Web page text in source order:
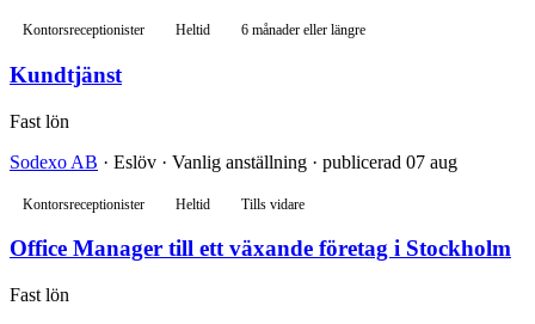
Kontorsreceptionister Heltid 6 månader eller längre
Kundtjänst
Fast lön
Sodexo AB · Eslöv · Vanlig anställning · publicerad 07 aug
Kontorsreceptionister Heltid Tills vidare
Office Manager till ett växande företag i Stockholm
Fast lön